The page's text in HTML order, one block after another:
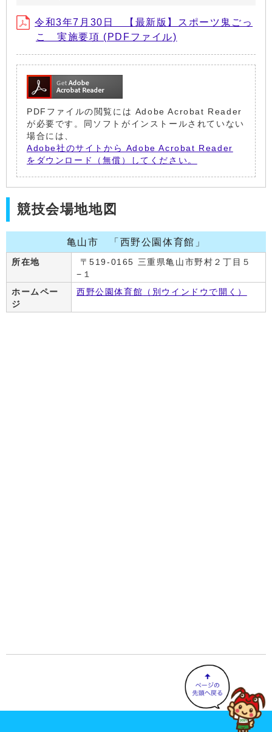
令和3年7月30日 【最新版】スポーツ鬼ごっ
こ 実施要項 (PDFファイル)
PDFファイルの閲覧には Adobe Acrobat Reader
が必要です。同ソフトがインストールされていない
場合には、
Adobe社のサイトから Adobe Acrobat Reader
をダウンロード（無償）してください。
競技会場地地図
亀山市 「西野公園体育館」
所在地
〒519-0165 三重県亀山市野村２丁目５
−１
ホームペー
ジ
西野公園体育館 （別ウインドウで開く）